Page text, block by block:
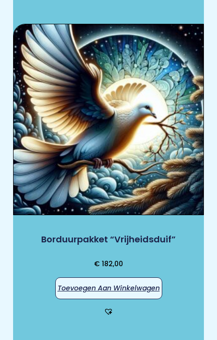
Borduurpakket “Vrijheidsduif”
€ 182,00
Toevoegen Aan Winkelwagen